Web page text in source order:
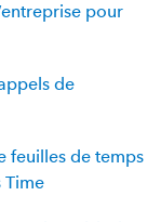
pour
de
feuilles de temps
Time